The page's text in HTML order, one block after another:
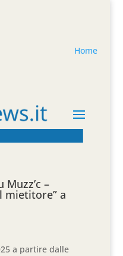
Home
Muzz’c –
mietitore” a
a partire dalle